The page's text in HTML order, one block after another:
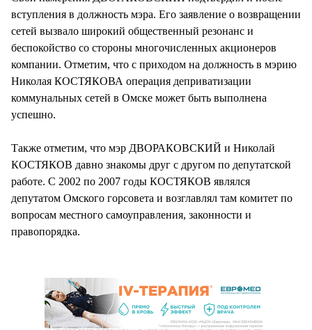
вступления в должность мэра. Его заявление о возвращении
сетей вызвало широкий общественный резонанс и
беспокойство со стороны многочисленных акционеров
компании. Отметим, что с приходом на должность в мэрию
Николая КОСТЯКОВА операция деприватизации
коммунальных сетей в Омске может быть выполнена
успешно.
Также отметим, что мэр ДВОРАКОВСКИЙ и Николай
КОСТЯКОВ давно знакомы друг с другом по депутатской
работе. С 2002 по 2007 годы КОСТЯКОВ являлся
депутатом Омского горсовета и возглавлял там комитет по
вопросам местного самоуправления, законности и
правопорядка.